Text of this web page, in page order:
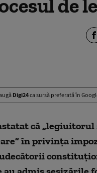
de
Digi24ca sursă preferată în
că „legiuitorul
în privința